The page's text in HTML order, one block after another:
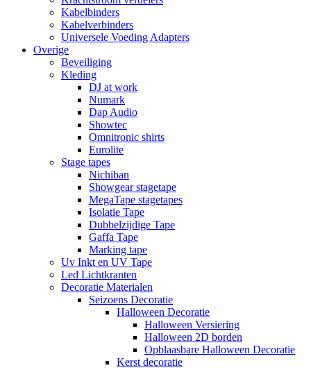
Kabelbinders
Kabelverbinders
Universele Voeding Adapters
Overige
Beveiliging
Kleding
DJ at work
Numark
Dap Audio
Showtec
Omnitronic shirts
Eurolite
Stage tapes
Nichiban
Showgear stagetape
MegaTape stagetapes
Isolatie Tape
Dubbelzijdige Tape
Gaffa Tape
Marking tape
Uv Inkt en UV Tape
Led Lichtkranten
Decoratie Materialen
Seizoens Decoratie
Halloween Decoratie
Halloween Versiering
Halloween 2D borden
Opblaasbare Halloween Decoratie
Kerst decoratie